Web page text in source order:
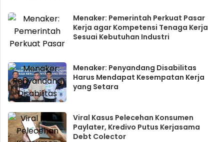
Menaker: Pemerintah Perkuat Pasar
Kerja agar Kompetensi Tenaga Kerja
Sesuai Kebutuhan Industri
Menaker: Penyandang Disabilitas
Harus Mendapat Kesempatan Kerja
yang Setara
Viral Kasus Pelecehan Konsumen
Paylater, Kredivo Putus Kerjasama
Debt Colector